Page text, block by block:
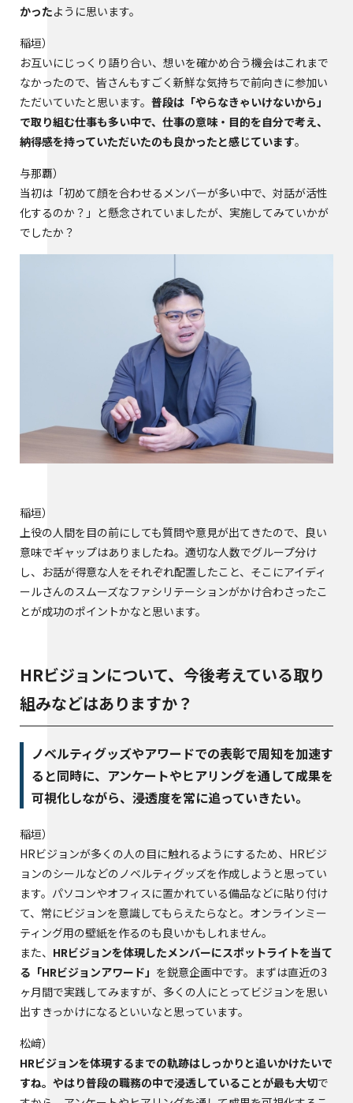
かったように思います。
稲垣
お互いにじっくり語り合い、想いを確かめ合う機会はこれまで
なかったので、皆さんもすごく新鮮な気持ちで前向きに参加い
ただいていたと思います。 普段は「やらなきゃいけないから」
で取り組む仕事も多い中で、仕事の意味・目的を自分で考え、
納得感を持っていただいたのも良かったと感じています。
与那覇
当初は「初めて顔を合わせるメンバーが多い中で、対話が活性
化するのか？」と懸念されていましたが、実施してみていかが
でしたか？
稲垣
上役の人間を目の前にしても質問や意見が出てきたので、良い
意味でギャップはありましたね。適切な人数でグループ分け
し、お話が得意な人をそれぞれ配置したこと、そこにアイディ
ールさんのスムーズなファシリテーションがかけ合わさったこ
とが成功のポイントかなと思います。
HRビジョンについて、今後考えている取り
組みなどはありますか？
ノベルティグッズやアワードでの表彰で周知を加速す
ると同時に、アンケートやヒアリングを通して成果を
可視化しながら、浸透度を常に追っていきたい。
稲垣
HRビジョンが多くの人の目に触れるようにするため、HRビジ
ョンのシールなどのノベルティグッズを作成しようと思ってい
ます。パソコンやオフィスに置かれている備品などに貼り付け
て、常にビジョンを意識してもらえたらなと。オンラインミー
ティング用の壁紙を作るのも良いかもしれません。
また、 HRビジョンを体現したメンバーにスポットライトを当て
る「HRビジョンアワード」 を鋭意企画中です。まずは直近の3
ヶ月間で実践してみますが、多くの人にとってビジョンを思い
出すきっかけになるといいなと思っています。
松﨑
HRビジョンを体現するまでの軌跡はしっかりと追いかけたいで
すね。やはり普段の職務の中で浸透していることが最も大切で